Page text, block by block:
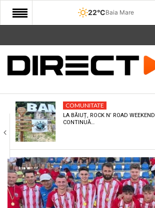
22°CBaia Mare
START
COMUNITATE
CULTURA
ECONOMIE
SANATATE
SPORT
SPECIAL
COMUNITATE
LA BĂIUȚ, ROCK N’ ROAD WEEKEND
CONTINUĂ…